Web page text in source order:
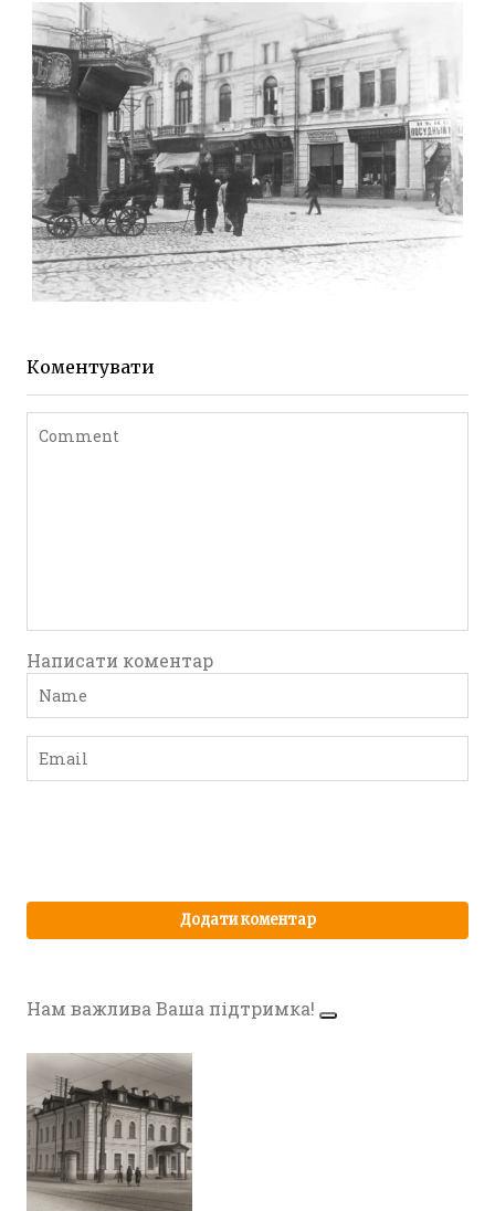
Фото Житомира період
до 1917 року
Leave a comment
ЖИТОМИР МИХАЙЛІВСЬКА 1903 РОКУ
Коментувати
Написати коментар
Нам важлива Ваша підтримка!